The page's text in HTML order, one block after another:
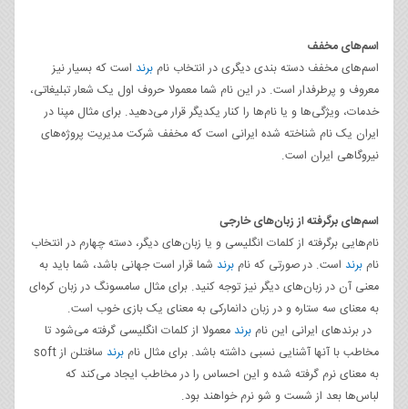
اسم‌های مخفف
اسم‌های مخفف دسته بندی دیگری در انتخاب نام برند است که بسیار نیز
معروف و پرطرفدار است. در این نام شما معمولا حروف اول یک شعار تبلیغاتی،
خدمات، ویژگی‌ها و یا نام‌ها را کنار یکدیگر قرار می‌دهید. برای مثال مپنا در
ایران یک نام شناخته شده ایرانی است که مخفف شرکت مدیریت پروژه‌های
نیروگاهی ایران است.
اسم‌های برگرفته از زبان‌های خارجی
نام‌هایی برگرفته از کلمات انگلیسی و یا زبان‌های دیگر، دسته چهارم در انتخاب
نام برند است. در صورتی که نام برند شما قرار است جهانی باشد، شما باید به
معنی آن در زبان‌های دیگر نیز توجه کنید. برای مثال سامسونگ در زبان کره‌ای
به معنای سه ستاره و در زبان دانمارکی به معنای یک بازی خوب است.
در برندهای ایرانی این نام برند معمولا از کلمات انگلیسی گرفته می‌شود تا
مخاطب با آنها آشنایی نسبی داشته باشد. برای مثال نام برند
سافتلن از soft
به معنای نرم گرفته شده و این احساس را در مخاطب ایجاد می‌کند که
لباس‌ها بعد از شست و شو نرم خواهند بود.